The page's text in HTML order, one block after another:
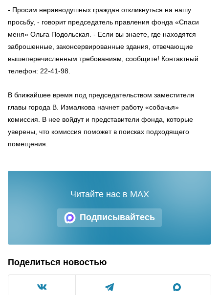
- Просим неравнодушных граждан откликнуться на нашу
просьбу, - говорит председатель правления фонда «Спаси
меня» Ольга Подольская. - Если вы знаете, где находятся
заброшенные, законсервированные здания, отвечающие
вышеперечисленным требованиям, сообщите! Контактный
телефон: 22-41-98.
В ближайшее время под председательством заместителя
главы города В. Измалкова начнет работу «собачья»
комиссия. В нее войдут и представители фонда, которые
уверены, что комиссия поможет в поисках подходящего
помещения.
Подписывайтесь
Читайте нас в MAX
Поделиться новостью